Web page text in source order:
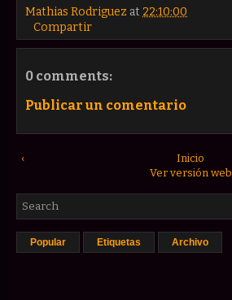
Mathias Rodriguez at 22:10:00
Compartir
0 comments:
Publicar un comentario
‹
Inicio
Ver versión web
Popular Etiquetas Archivo